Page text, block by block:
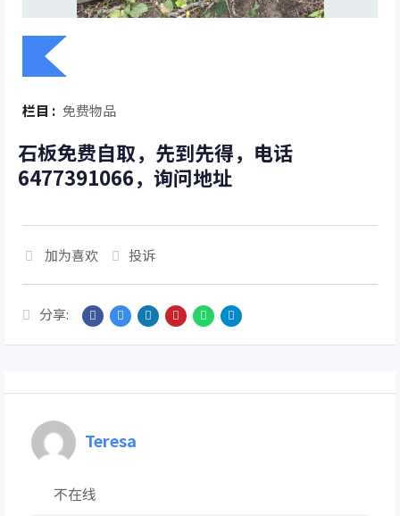
栏目 : 免费物品
石板免费自取，先到先得，电话
6477391066，询问地址
加为喜欢 投诉
分享:
Teresa
不在线